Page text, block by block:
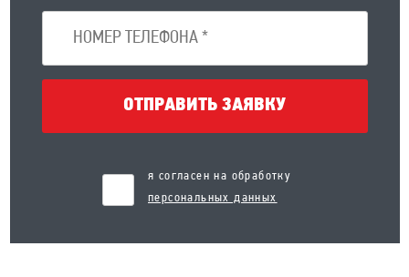
ОТПРАВИТЬ ЗАЯВКУ
я согласен на обработку
персональных данных